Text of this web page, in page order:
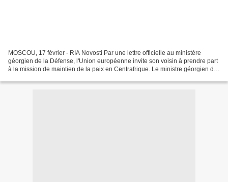
MOSCOU, 17 février - RIA Novosti Par une lettre officielle au ministère
géorgien de la Défense, l'Union européenne invite son voisin à prendre part
à la mission de maintien de la paix en Centrafrique. Le ministre géorgien de